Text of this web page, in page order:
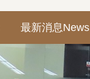
最新消息News